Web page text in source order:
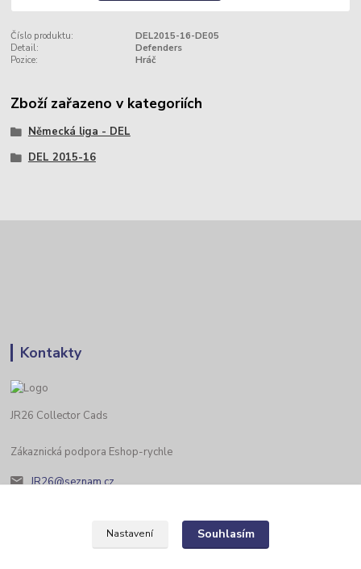
Číslo produktu:
DEL2015-16-DE05
Detail:
Defenders
Pozice:
Hráč
Zboží zařazeno v kategoriích
Německá liga - DEL
DEL 2015-16
Kontakty
JR26 Collector Cads
Zákaznická podpora Eshop-rychle
JR26@seznam.cz
Nastavení Souhlasím